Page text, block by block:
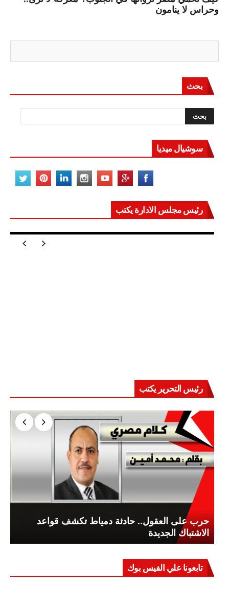
وحراس لا ينامون
بحث
سوشيال ميديا
رئيس مجلس الادارة يكتب
مصر تعيد للعالم اتزانه
رئيس التحرير يكتب
حرب على العقول.. حادثة دمياط تكشف قواعد
الاشتباك الجديدة
تابعونا علي الفيس بوك